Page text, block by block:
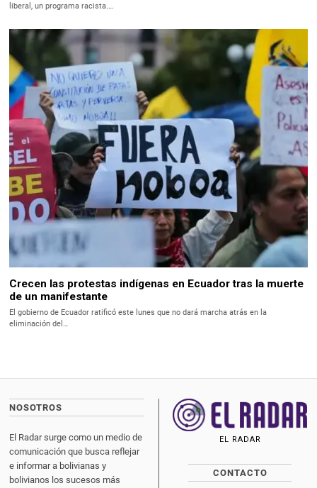
liberal, un programa racista.…
Crecen las protestas indígenas en Ecuador tras la muerte
de un manifestante
El gobierno de Ecuador ratificó este lunes que no dará marcha atrás en la
eliminación del…
NOSOTROS
El Radar surge como un medio de
comunicación que busca reflejar
e informar a bolivianas y
bolivianos los sucesos más
EL RADAR
CONTACTO